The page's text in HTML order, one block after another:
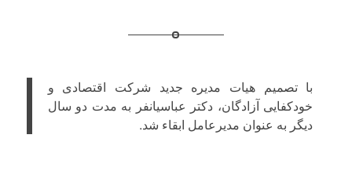
با تصمیم هیات مدیره جدید شرکت اقتصادی و
خودکفایی آزادگان، دکتر عباسیانفر به مدت دو سال
دیگر به عنوان مدیرعامل ابقاء شد.